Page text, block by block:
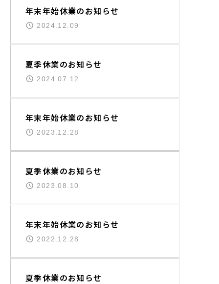
年末年始休業のお知らせ
2024.12.09
夏季休業のお知らせ
2024.07.12
年末年始休業のお知らせ
2023.12.28
夏季休業のお知らせ
2023.08.10
年末年始休業のお知らせ
2022.12.28
夏季休業のお知らせ